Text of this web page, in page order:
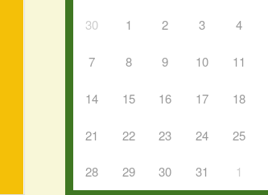
30 1 2 3 4
7 8 9 10 11
14 15 16 17 18
21 22 23 24 25
28 29 30 31 1